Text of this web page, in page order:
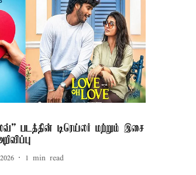
படத்தின் டிரெய்லர் மற்றும் இசை
1 min read